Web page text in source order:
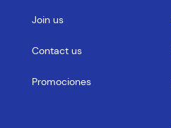
Join us
Contact us
Promociones